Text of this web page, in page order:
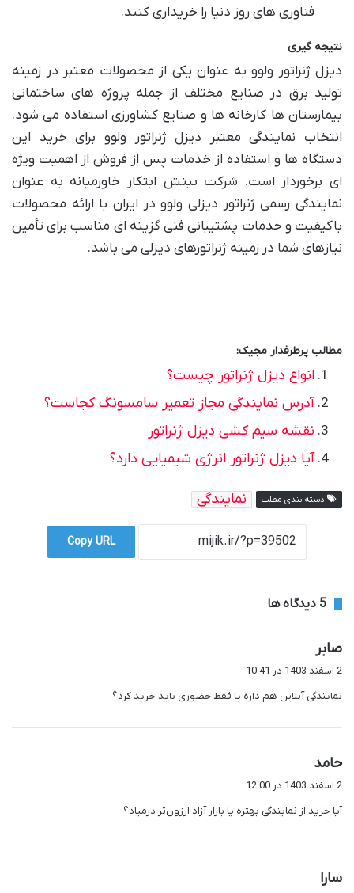
فناوری های روز دنیا را خریداری کنند.
نتیجه گیری
دیزل ژنراتور ولوو به عنوان یکی از محصولات معتبر در زمینه
تولید برق در صنایع مختلف از جمله پروژه های ساختمانی
بیمارستان ها کارخانه ها و صنایع کشاورزی استفاده می شود.
انتخاب نمایندگی معتبر دیزل ژنراتور ولوو برای خرید این
دستگاه ها و استفاده از خدمات پس از فروش از اهمیت ویژه
ای برخوردار است. شرکت بینش ابتکار خاورمیانه به عنوان
نمایندگی رسمی ژنراتور دیزلی ولوو در ایران با ارائه محصولات
باکیفیت و خدمات پشتیبانی فنی گزینه ای مناسب برای تأمین
نیازهای شما در زمینه ژنراتورهای دیزلی می باشد.
مطالب پرطرفدار مجیک:
انواع دیزل ژنراتور چیست؟
آدرس نمایندگی مجاز تعمیر سامسونگ کجاست؟
نقشه سیم کشی دیزل ژنراتور
آیا دیزل ژنراتور انرژی شیمیایی دارد؟
دسته بندی مطلب نمایندگی
Copy URL
‫5 دیدگاه ها
صابر
:
2 اسفند 1403 در 10:41
نمایندگی آنلاین هم داره یا فقط حضوری باید خرید کرد؟
حامد
:
2 اسفند 1403 در 12:00
آیا خرید از نمایندگی بهتره یا بازار آزاد ارزون‌تر درمیاد؟
سارا